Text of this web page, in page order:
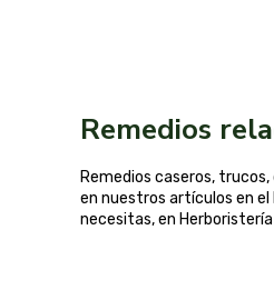
Remedios
Remedios caseros,
en nuestros artículos en
necesitas, en Herboristería